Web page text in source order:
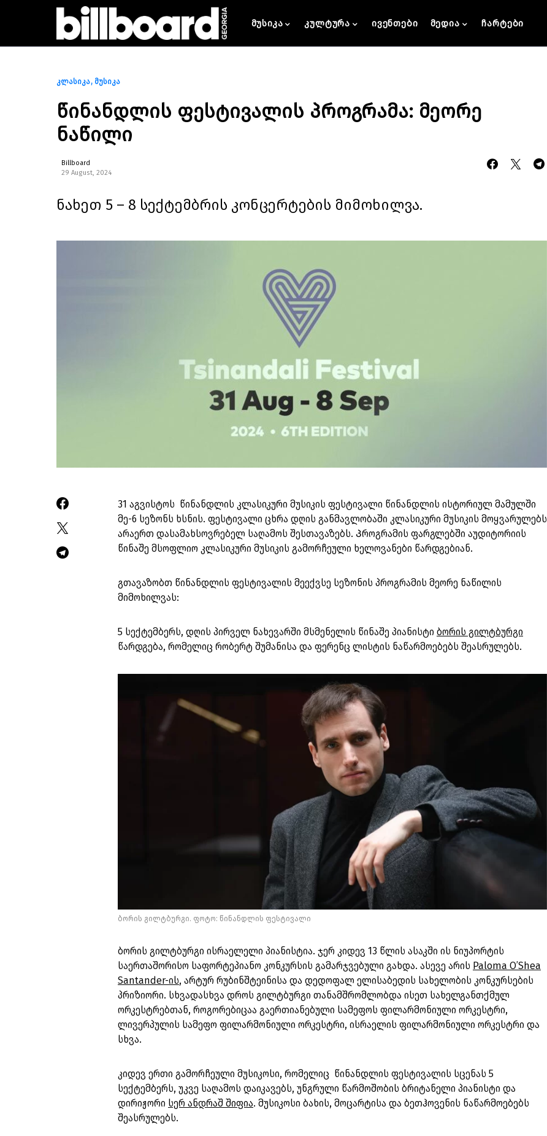
მუსიკა კულტურა ივენთები მედია ჩარტები
კლასიკა მუსიკა
წინანდლის ფესტივალის პროგრამა: მეორე
ნაწილი
Billboard
29 August, 2024
ნახეთ 5 – 8 სექტემბრის კონცერტების მიმოხილვა.
31 აგვისტოს წინანდლის კლასიკური მუსიკის ფესტივალი წინანდლის ისტორიულ მამულში
მე-6 სეზონს ხსნის. ფესტივალი ცხრა დღის განმავლობაში კლასიკური მუსიკის მოყვარულებს
არაერთ დასამახსოვრებელ საღამოს შესთავაზებს. Პროგრამის ფარგლებში აუდიტორიის
წინაშე მსოფლიო კლასიკური მუსიკის გამორჩეული ხელოვანები წარდგებიან.
გთავაზობთ წინანდლის ფესტივალის მეექვსე სეზონის პროგრამის მეორე ნაწილის
მიმოხილვას:
5 სექტემბერს, დღის პირველ ნახევარში მსმენელის წინაშე პიანისტი ბორის გილტბურგი
წარდგება, რომელიც რობერტ შუმანისა და ფერენც ლისტის ნაწარმოებებს შეასრულებს.
ბორის გილტბურგი. ფოტო: წინანდლის ფესტივალი
ბორის გილტბურგი ისრაელელი პიანისტია. ჯერ კიდევ 13 წლის ასაკში ის ნიუპორტის
საერთაშორისო საფორტეპიანო კონკურსის გამარჯვებული გახდა. ასევე არის Paloma O’Shea
Santander-ის, არტურ რუბინშტეინისა და დედოფალ ელისაბედის სახელობის კონკურსების
პრიზიორი. სხვადასხვა დროს გილტბურგი თანამშრომლობდა ისეთ სახელგანთქმულ
ორკესტრებთან, როგორებიცაა გაერთიანებული სამეფოს ფილარმონიული ორკესტრი,
ლივერპულის სამეფო ფილარმონიული ორკესტრი, ისრაელის ფილარმონიული ორკესტრი და
სხვა.
კიდევ ერთი გამორჩეული მუსიკოსი, რომელიც წინანდლის ფესტივალის სცენას 5
სექტემბერს, უკვე საღამოს დაიკავებს, უნგრული წარმოშობის ბრიტანელი პიანისტი და
დირიჟორი სერ ანდრაშ შიფია. მუსიკოსი ბახის, მოცარტისა და ბეთჰოვენის ნაწარმოებებს
შეასრულებს.